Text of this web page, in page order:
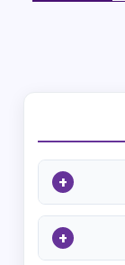
+
+